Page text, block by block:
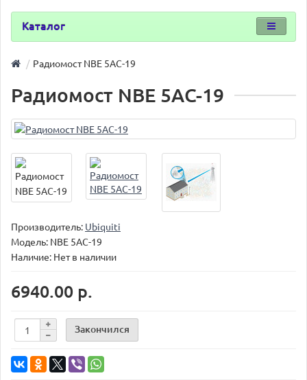
Каталог
Радиомост NBE 5AC-19
Радиомост NBE 5AC-19
Производитель: Ubiquiti
Модель: NBE 5AC-19
Наличие: Нет в наличии
6940.00 р.
Закончился